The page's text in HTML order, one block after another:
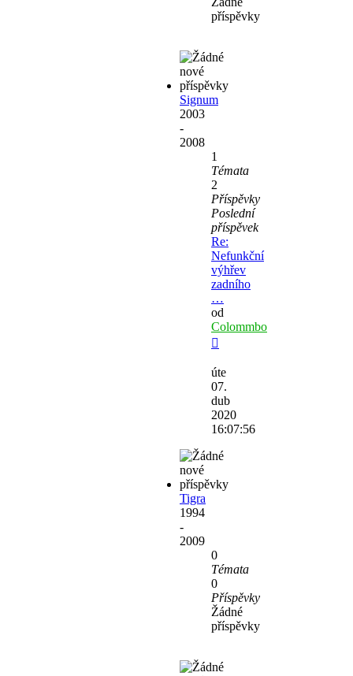
příspěvky
Signum
2003
-
2008
1
Témata
2
Příspěvky
Poslední
příspěvek
Re:
Nefunkční
výhřev
zadního
…
od
Colommbo
poslední
příspěvek
úte
07.
dub
2020
16:07:56
Tigra
1994
-
2009
0
Témata
0
Příspěvky
Žádné
příspěvky